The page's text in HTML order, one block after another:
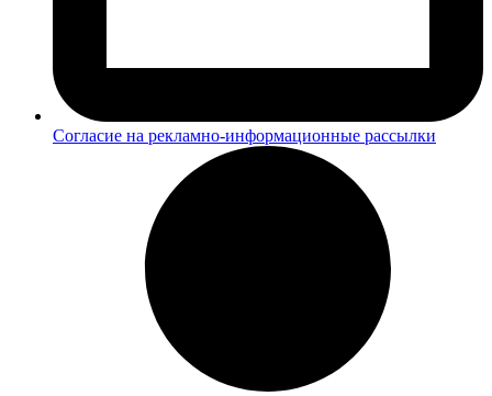
Согласие на рекламно-информационные рассылки